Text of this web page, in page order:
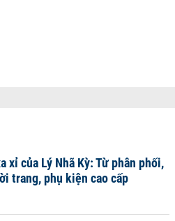
xỉ của Lý Nhã Kỳ: Từ phân phối,
trang, phụ kiện cao cấp